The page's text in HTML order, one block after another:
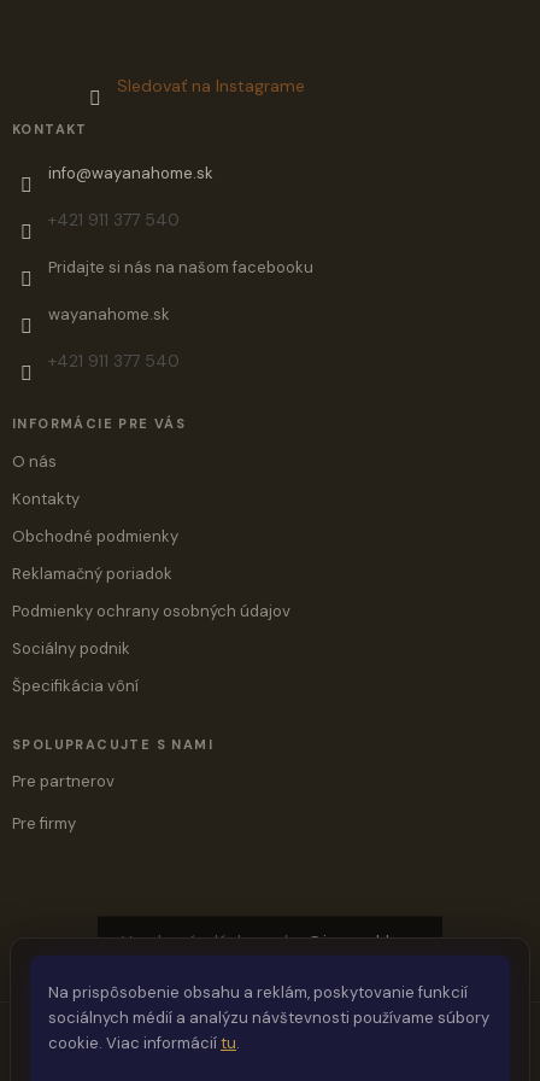
Na prispôsobenie obsahu a reklám, poskytovanie funkcií
sociálnych médií a analýzu návštevnosti používame súbory
cookie. Viac informáciítu.
Sledovať na Instagrame
KONTAKT
info@wayanahome.sk
+421 911 377 540
Pridajte si nás na našom facebooku
wayanahome.sk
+421 911 377 540
INFORMÁCIE PRE VÁS
O nás
Kontakty
Obchodné podmienky
Reklamačný poriadok
Podmienky ochrany osobných údajov
Sociálny podnik
Špecifikácia vôní
SPOLUPRACUJTE S NAMI
Pre partnerov
Pre firmy
Vyrobené s láskou ♥ by@jaymashlove